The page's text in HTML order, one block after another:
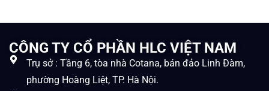
CÔNG TY CỔ PHẦN HLC VIỆT NAM
Trụ sở : Tầng 6, tòa nhà Cotana, bán đảo Linh Đàm,
phường Hoàng Liệt, TP. Hà Nội.